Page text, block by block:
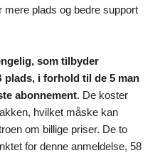
mere plads og bedre support
som tilbyder
plads, i forhold til de 5 man
abonnement. De koster
hvilket måske kan
om billige priser. De to
for denne anmeldelse, 58